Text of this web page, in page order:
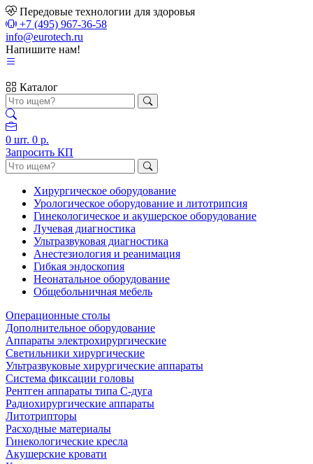
Передовые технологии для здоровья
+7 (495) 967-36-58
info@eurotech.ru
Напишите нам!
Каталог
0 шт. 0 р.
Запросить КП
Хирургическое оборудование
Урологическое оборудование и литотрипсия
Гинекологическое и акушерское оборудование
Лучевая диагностика
Ультразвуковая диагностика
Анестезиология и реанимация
Гибкая эндоскопия
Неонатальное оборудование
Общебольничная мебель
Операционные столы
Дополнительное оборудование
Аппараты электрохирургические
Светильники хирургические
Ультразвуковые хирургические аппараты
Система фиксации головы
Рентген аппараты типа С-дуга
Радиохирургические аппараты
Литотрипторы
Расходные материалы
Гинекологические кресла
Акушерские кровати